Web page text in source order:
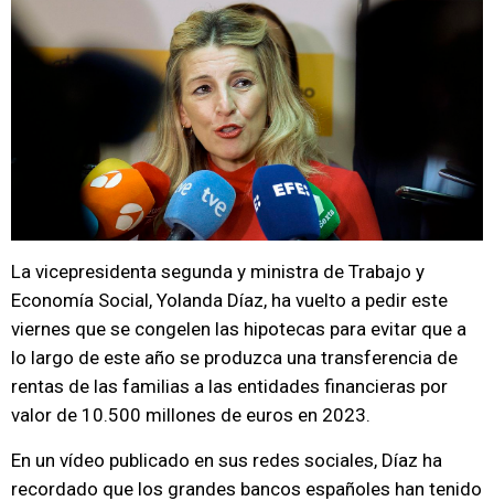
La vicepresidenta segunda y ministra de Trabajo y
Economía Social, Yolanda Díaz, ha vuelto a pedir este
viernes que se congelen las hipotecas para evitar que a
lo largo de este año se produzca una transferencia de
rentas de las familias a las entidades financieras por
valor de 10.500 millones de euros en 2023.
En un vídeo publicado en sus redes sociales, Díaz ha
recordado que los grandes bancos españoles han tenido